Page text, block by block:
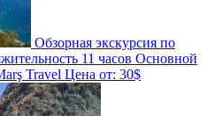
Обзорная экскурсия по
11 часов Основной
Travel Цена от: 30$